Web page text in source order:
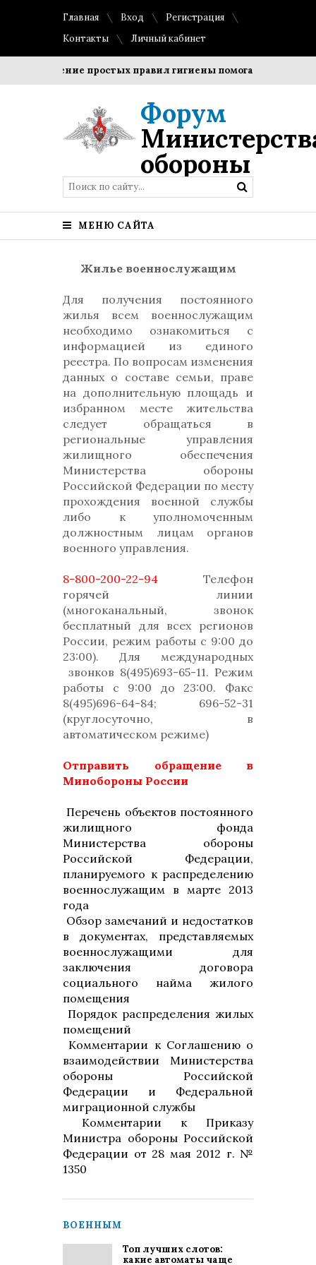
Главная Вход
Регистрация
Контакты
Личный кабинет
Соблюдение простых правил гигиены помогает
Форум
обороны
МЕНЮ САЙТА
Жилье военнослужащим
Для получения постоянного
жилья всем военнослужащим
необходимо ознакомиться с
информацией из единого
реестра. По вопросам изменения
данных о составе семьи, праве
на дополнительную площадь и
избранном месте жительства
следует обращаться в
региональные управления
жилищного обеспечения
Министерства обороны
Российской Федерации по месту
прохождения военной службы
либо к уполномоченным
должностным лицам органов
военного управления.
8-800-200-22-94 Телефон
горячей линии
(многоканальный, звонок
бесплатный для всех регионов
России, режим работы с 9:00 до
23:00). Для международных
звонков 8(495)693-65-11. Режим
работы с 9:00 до 23:00. Факс
8(495)696-64-84; 696-52-31
(круглосуточно, в
автоматическом режиме)
Отправить обращение в
Минобороны России
Перечень объектов постоянного
жилищного фонда
Министерства обороны
Российской Федерации,
планируемого к распределению
военнослужащим в марте 2013
года
Обзор замечаний и недостатков
в документах, представляемых
военнослужащими для
заключения договора
социального найма жилого
помещения
Порядок распределения жилых
помещений
Комментарии к Соглашению о
взаимодействии Министерства
обороны Российской
Федерации и Федеральной
миграционной службы
Комментарии к Приказу
Министра обороны Российской
Федерации от 28 мая 2012 г. №
1350
ВОЕННЫМ
Топ лучших слотов:
какие автоматы чаще